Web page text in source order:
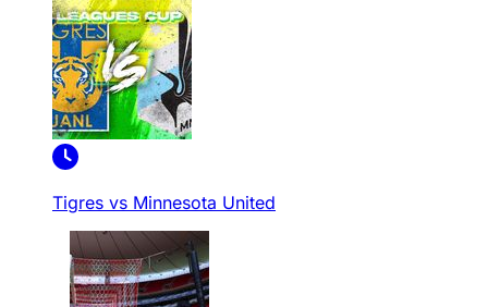
Tigres vs Minnesota United